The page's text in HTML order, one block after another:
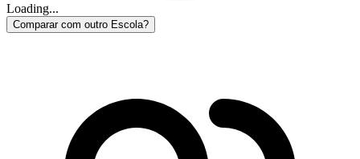
Loading...
Comparar com outro Escola?